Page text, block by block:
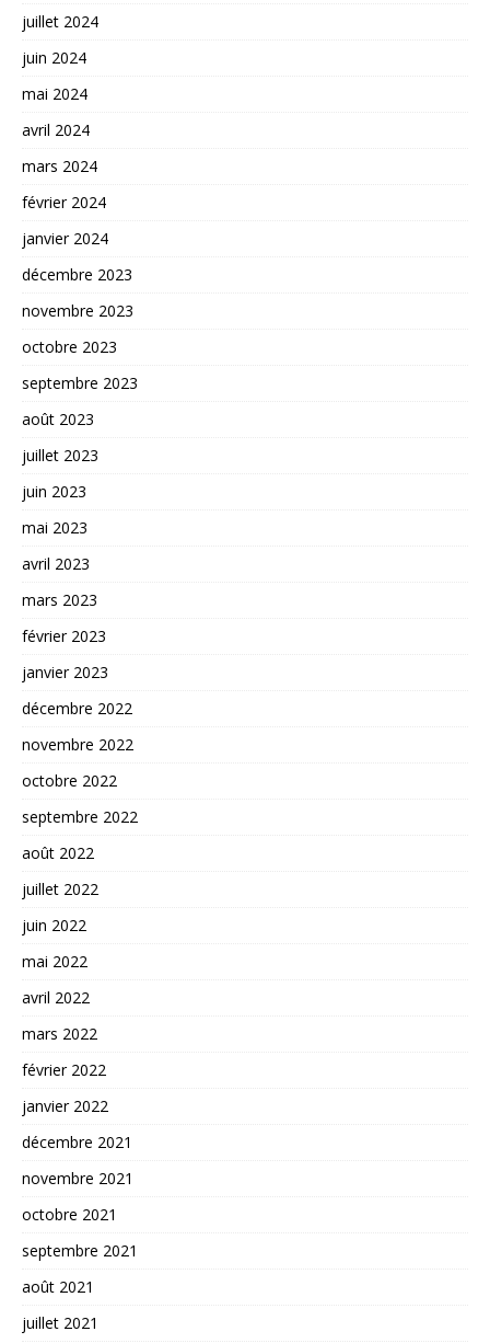
juillet 2024
juin 2024
mai 2024
avril 2024
mars 2024
février 2024
janvier 2024
décembre 2023
novembre 2023
octobre 2023
septembre 2023
août 2023
juillet 2023
juin 2023
mai 2023
avril 2023
mars 2023
février 2023
janvier 2023
décembre 2022
novembre 2022
octobre 2022
septembre 2022
août 2022
juillet 2022
juin 2022
mai 2022
avril 2022
mars 2022
février 2022
janvier 2022
décembre 2021
novembre 2021
octobre 2021
septembre 2021
août 2021
juillet 2021